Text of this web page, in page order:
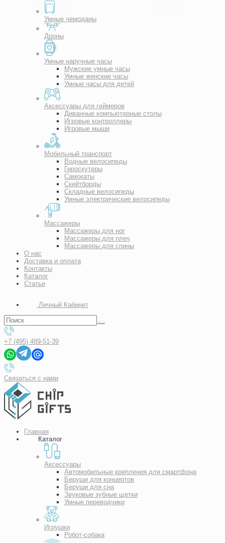
Умные чемоданы
Дроны
Умные наручные часы
Мужские умные часы
Умные женские часы
Умные часы для детей
Аксессуары для геймеров
Диванные компьютерные столы
Игровые контроллеры
Игровые мыши
Мобильный транспорт
Водные велосипеды
Гироскутеры
Самокаты
Скейтборды
Складные велосипеды
Умные электрические велосипеды
Массажеры
Массажеры для ног
Массажеры для плеч
Массажеры для спины
О нас
Доставка и оплата
Контакты
Каталог
Статьи
Личный Кабинет
+7 (495) 489-51-39
Связаться с нами
Главная
Каталог
Аксессуары
Автомобильные крепления для смартфона
Беруши для концертов
Беруши для сна
Звуковые зубные щетки
Умные переводчики
Игрушки
Робот-собака